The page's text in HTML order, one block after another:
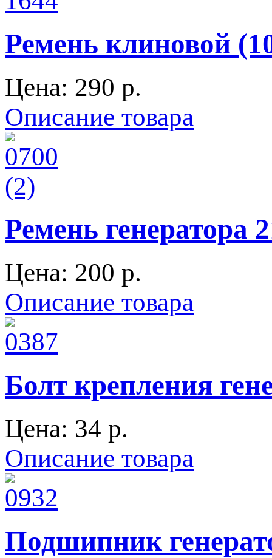
Ремень клиновой
Цена: 290 p.
Описание товара
Ремень генератора
Цена: 200 p.
Описание товара
Болт крепления
Цена: 34 p.
Описание товара
Подшипник